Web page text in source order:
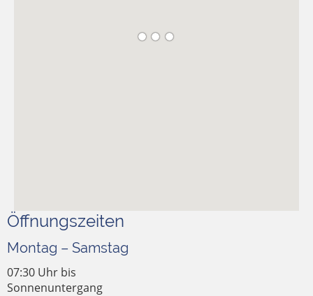
Öffnungszeiten
Montag – Samstag
07:30 Uhr bis
Sonnenuntergang